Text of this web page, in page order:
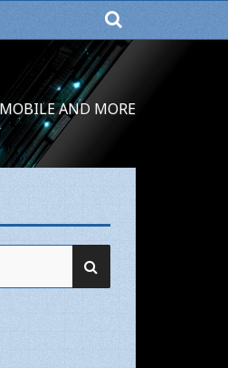
AND MORE